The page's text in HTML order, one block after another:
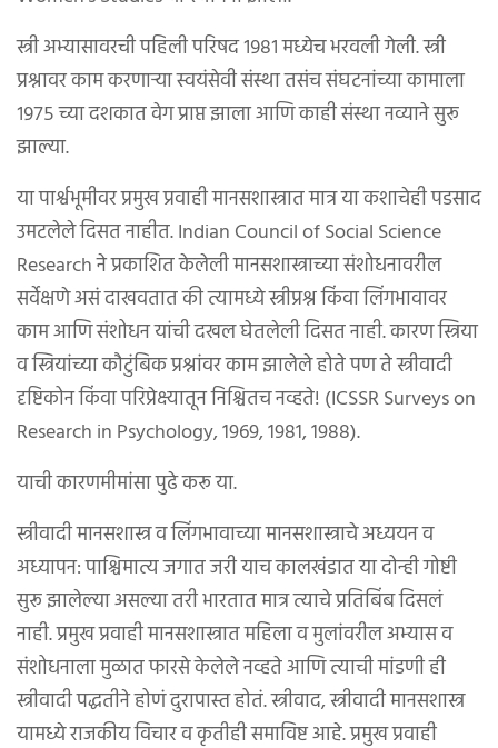
स्त्री अभ्यासावरची पहिली परिषद १९८१ मध्येच भरवली गेली. स्त्री
प्रश्नावर काम करणाऱ्या स्वयंसेवी संस्था तसंच संघटनांच्या कामाला
१९७५ च्या दशकात वेग प्राप्त झाला आणि काही संस्था नव्याने सुरू
झाल्या.
या पार्श्वभूमीवर प्रमुख प्रवाही मानसशास्त्रात मात्र या कशाचेही पडसाद
उमटलेले दिसत नाहीत. Indian Council of Social Science
Research ने प्रकाशित केलेली मानसशास्त्राच्या संशोधनावरील
सर्वेक्षणे असं दाखवतात की त्यामध्ये स्त्रीप्रश्न किंवा लिंगभावावर
काम आणि संशोधन यांची दखल घेतलेली दिसत नाही. कारण स्त्रिया
व स्त्रियांच्या कौटुंबिक प्रश्नांवर काम झालेले होते पण ते स्त्रीवादी
दृष्टिकोन किंवा परिप्रेक्ष्यातून निश्चितच नव्हते! (ICSSR Surveys on
Research in Psychology, 1969, 1981, 1988).
याची कारणमीमांसा पुढे करू या.
स्त्रीवादी मानसशास्त्र व लिंगभावाच्या मानसशास्त्राचे अध्ययन व
अध्यापन: पाश्चिमात्य जगात जरी याच कालखंडात या दोन्ही गोष्टी
सुरू झालेल्या असल्या तरी भारतात मात्र त्याचे प्रतिबिंब दिसलं
नाही. प्रमुख प्रवाही मानसशास्त्रात महिला व मुलांवरील अभ्यास व
संशोधनाला मुळात फारसे केलेले नव्हते आणि त्याची मांडणी ही
स्त्रीवादी पद्धतीने होणं दुरापास्त होतं. स्त्रीवाद, स्त्रीवादी मानसशास्त्र
यामध्ये राजकीय विचार व कृतीही समाविष्ट आहे. प्रमुख प्रवाही